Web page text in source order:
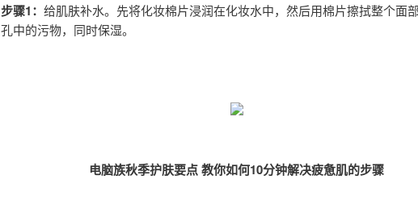
步骤1： 给肌肤补水。先将化妆棉片浸润在化妆水中，然后用棉片擦拭整个面
孔中的污物，同时保湿。
电脑族秋季护肤要点 教你如何10分钟解决疲惫肌的步骤